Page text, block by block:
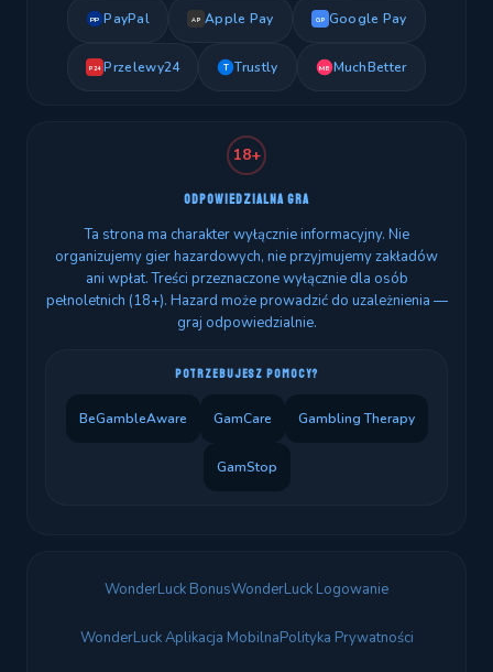
PP PayPal AP Apple Pay GP Google Pay
P24 Przelewy24 T Trustly MB MuchBetter
18+
ODPOWIEDZIALNA GRA
Ta strona ma charakter wyłącznie informacyjny. Nie
organizujemy gier hazardowych, nie przyjmujemy zakładów
ani wpłat. Treści przeznaczone wyłącznie dla osób
pełnoletnich (18+). Hazard może prowadzić do uzależnienia —
graj odpowiedzialnie.
POTRZEBUJESZ POMOCY?
BeGambleAware GamCare Gambling Therapy
GamStop
WonderLuck BonusWonderLuck Logowanie
WonderLuck Aplikacja MobilnaPolityka Prywatności